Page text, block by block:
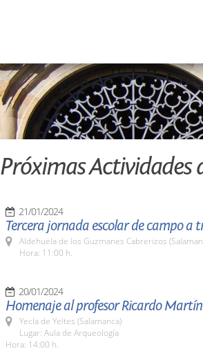
Próximas Actividades
21/01/2024
Tercera jornada escolar de campo a
Aldehuela de los Guzmanes Cabrerizos
Hora: 11:00 h.
20/01/2024
Homenaje al profesor Ricardo
Yecla de Yeltes (Salamanca)
Lugar: Aula de Arqueología
Hora: 14:00 h.